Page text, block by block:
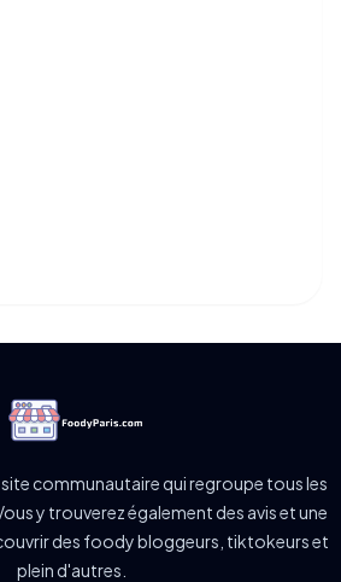
communautaire qui regroupe tous les
y trouverez également des avis et une
des foody bloggeurs, tiktokeurs et
plein d'autres.